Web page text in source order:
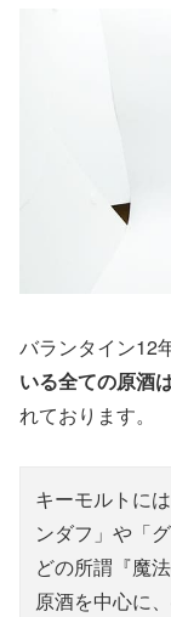
バランタイン12
いる全ての原酒
れております。
キーモルトに
ンダフ」や「
どの所謂『魔
原酒を中心に